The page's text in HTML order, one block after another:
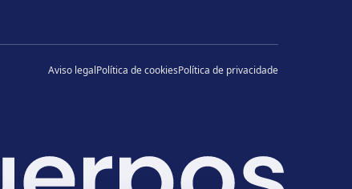
Aviso legalPolítica de cookiesPolítica de privacidade